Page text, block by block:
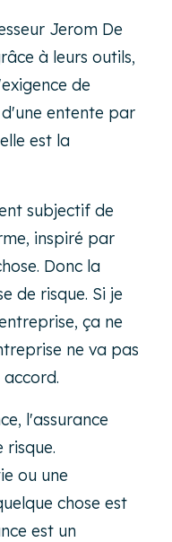
Jerom De
à leurs outils,
de
entente par
est la
subjectif de
inspiré par
Donc la
de risque. Si je
ça ne
ne va pas
l'assurance
risque.
ou une
chose est
est un